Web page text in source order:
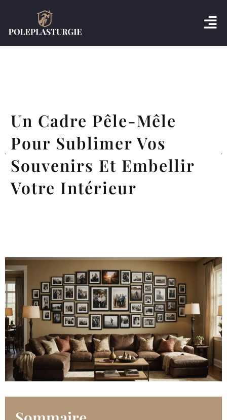
Un Cadre Pêle-Mêle
Pour Sublimer Vos
Souvenirs Et Embellir
Votre Intérieur